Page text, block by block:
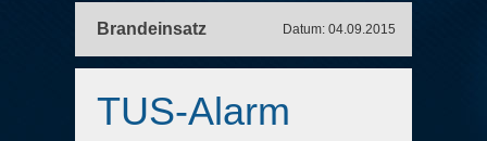
Brandeinsatz Datum: 04.09.2015
TUS-Alarm